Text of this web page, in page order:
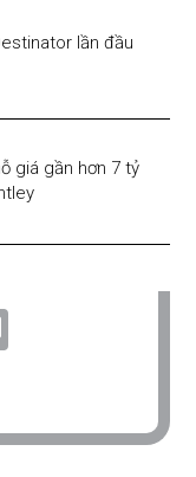
lần đầu
giá gần hơn 7 tỷ